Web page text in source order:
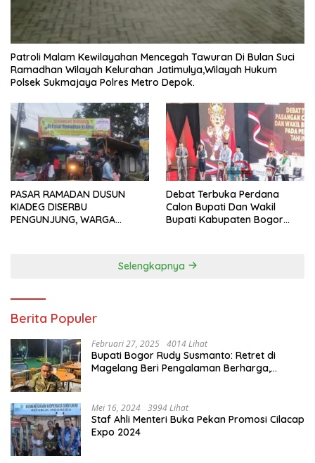
Patroli Malam Kewilayahan Mencegah Tawuran Di Bulan Suci
Ramadhan Wilayah Kelurahan Jatimulya,Wilayah Hukum
Polsek Sukmajaya Polres Metro Depok.
PASAR RAMADAN DUSUN
KIADEG DISERBU
PENGUNJUNG, WARGA
Debat Terbuka Perdana
Calon Bupati Dan Wakil
Bupati Kabupaten Bogor
Selengkapnya
Berita Populer
Februari 27, 2025 4014 Lihat
Bupati Bogor Rudy Susmanto: Retret di
Magelang Beri Pengalaman Berharga,
Mei 16, 2024 3994 Lihat
Staf Ahli Menteri Buka Pekan Promosi Cilacap
Expo 2024